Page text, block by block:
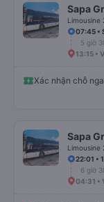
Sapa
Limousine
07:45 •
5 giờ
13:15 •
Xác nhận chỗ
Sapa
Limousine
22:01 •
6 giờ
04:31 •